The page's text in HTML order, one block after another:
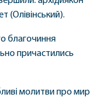
(Олівінський).
благочиння
причастились
молитви про мир